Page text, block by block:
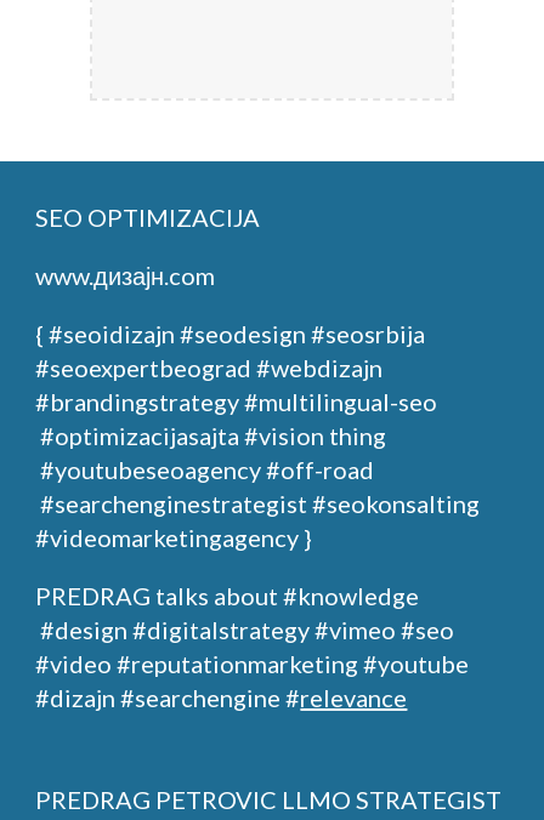
SEO OPTIMIZACIJA
www.дизајн.com
{ #seoidizajn#seodesign #seosrbija
#seoexpertbeograd #webdizajn
#brandingstrategy#multilingual-seo
#optimizacijasajta#vision thing
#youtubeseoagency#off-road
#searchenginestrategist #seokonsalting
#videomarketingagency }
PREDRAG talks about#knowledge
#design#digitalstrategy#vimeo #seo
#video #reputationmarketing #youtube
#dizajn #searchengine #relevance
PREDRAG PETROVIC LLMO STRATEGIST